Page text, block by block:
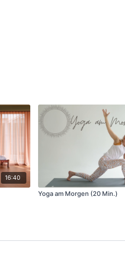
16:40
Yoga am Morgen (20 Min.)